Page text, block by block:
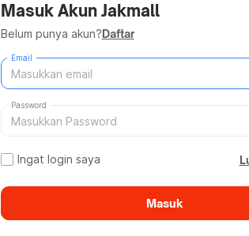
Masuk Akun Jakmall
Belum punya akun?Daftar
Email
Password
Ingat login saya
Masuk